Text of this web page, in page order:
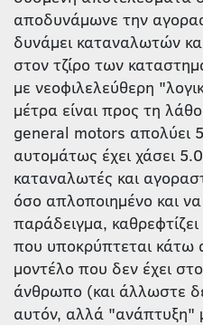
αποδυνάμωνε την
δυνάμει καταναλωτών
στον τζίρο των
με νεοφιλελεύθερη
μέτρα είναι προς τη
general motors απολύει
αυτομάτως έχει χάσει
καταναλωτές και
όσο απλοποιημένο και
παράδειγμα,
που υποκρύπτεται κάτω
μοντέλο που δεν έχει
άνθρωπο (και άλλωστε
αυτόν, αλλά "ανάπτυξη"